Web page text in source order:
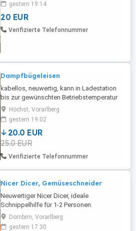
gestern 19:14
20 EUR
Verifizierte Telefonnummer
Dampfbügeleisen
kabellos, neuwertig, kann in Ladestation
bis zur gewünschten Betriebstemperatur
aufgeladen werden, Top Zustamd, mit
Gebrauchsanweisung
Höchst, Vorarlberg
gestern 19:02
20.0 EUR
25.0 EUR
Verifizierte Telefonnummer
Nicer Dicer, Gemüseschneider
Neuwertiger Nicer Dicer, ideale
Schnippelhilfe für 1-2 Personen.
Dornbirn, Vorarlberg
gestern 17:30